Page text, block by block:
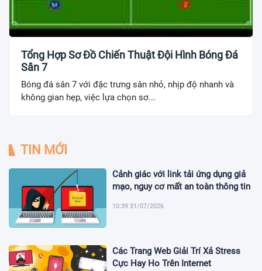
Tổng Hợp Sơ Đồ Chiến Thuật Đội Hình Bóng Đá
Sân 7
Bóng đá sân 7 với đặc trưng sân nhỏ, nhịp độ nhanh và
không gian hẹp, việc lựa chọn sơ...
TIN MỚI
Cảnh giác với link tải ứng dụng giả
mạo, nguy cơ mất an toàn thông tin
10:39 31/07/2026
Các Trang Web Giải Trí Xả Stress
Cực Hay Ho Trên Internet